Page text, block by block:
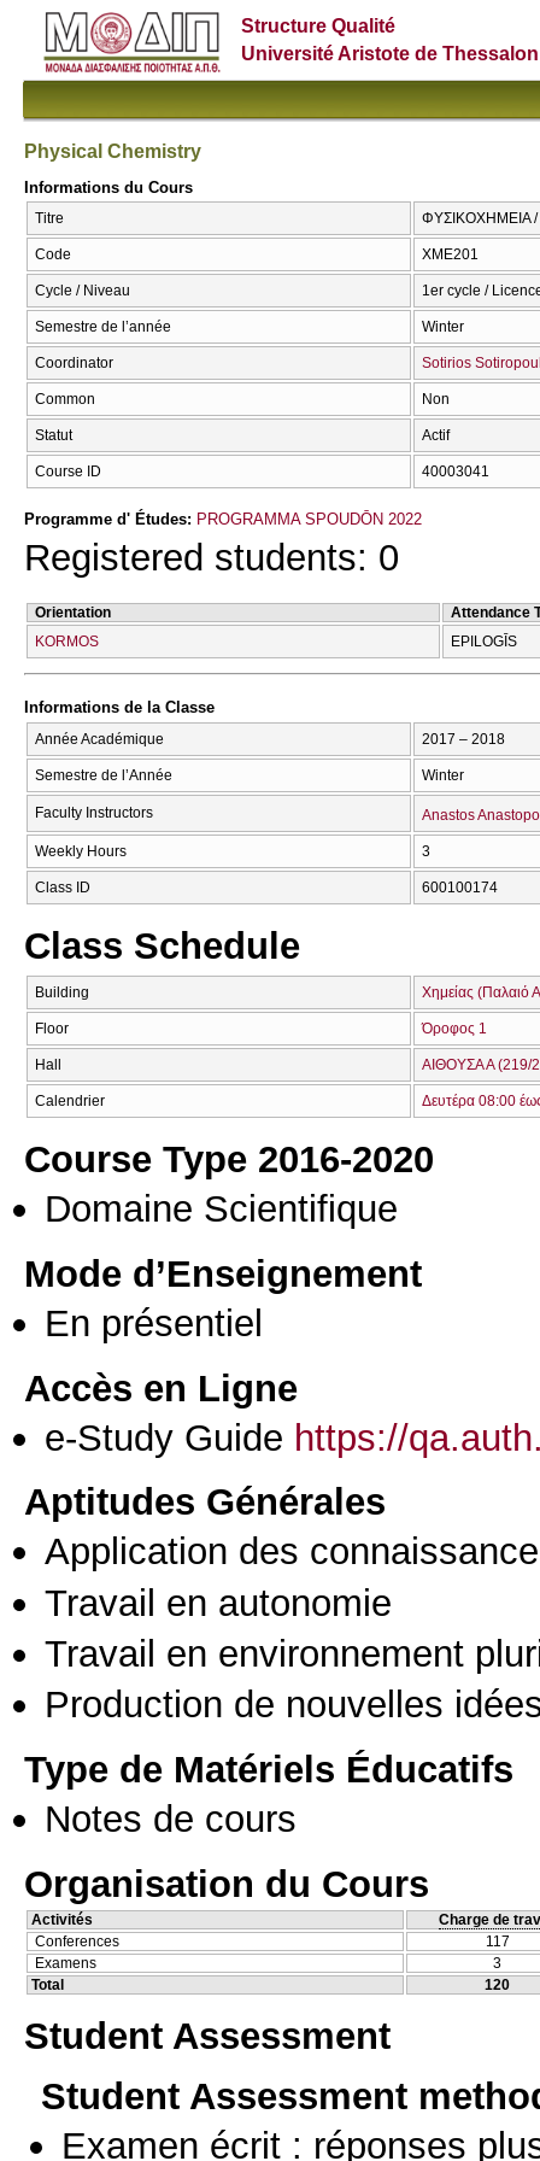
Structure Qualité
Université Aristote de
Physical Chemistry
Informations du Cours
Titre ΦΥΣΙΚΟΧΗΜΕΙΑ /
Code ΧΜΕ201
Cycle / Niveau 1er cycle /
Semestre de l’année Winter
Coordinator Sotirios
Common Non
Statut Actif
Course ID 40003041
Programme d' Études: PROGRAMMA SPOUDŌN 2022
Registered students: 0
Orientation
Attendance
KORMOS
EPILOGĪS
Informations de la Classe
Année Académique 2017 – 2018
Semestre de l’Année Winter
Faculty Instructors Anastos
Weekly Hours 3
Class ID 600100174
Class Schedule
Building Χημείας (Παλαιό
Floor Όροφος 1
Hall ΑΙΘΟΥΣΑ Α (219/
Calendrier Δευτέρα 08:00
Course Type 2016-2020
Domaine Scientifique
Mode d’Enseignement
En présentiel
Accès en Ligne
e-Study Guide https://
Aptitudes Générales
Application des
Travail en autonomie
Travail en environnement
Production de nouvelles
Type de Matériels Éducatifs
Notes de cours
Organisation du Cours
Activités
Charge de
Conferences
117
Examens
3
Total
120
Student Assessment
Student Assessment
Examen écrit : réponses